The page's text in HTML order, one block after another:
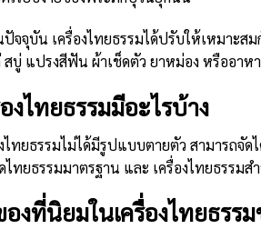
จจุบัน เครื่องไทยธรรมได้ปรับให้เหมาะส
สบู่ แปรงสีฟัน ผ้าเช็ดตัว ยาหม่อง หรืออาห
องไทยธรรมมีอะไรบ้าง
ไทยธรรมไม่ได้มีรูปแบบตายตัว สามารถจั
ไทยธรรมมาตรฐาน และ เครื่องไทยธรรมส
องที่นิยมในเครื่องไทยธรร